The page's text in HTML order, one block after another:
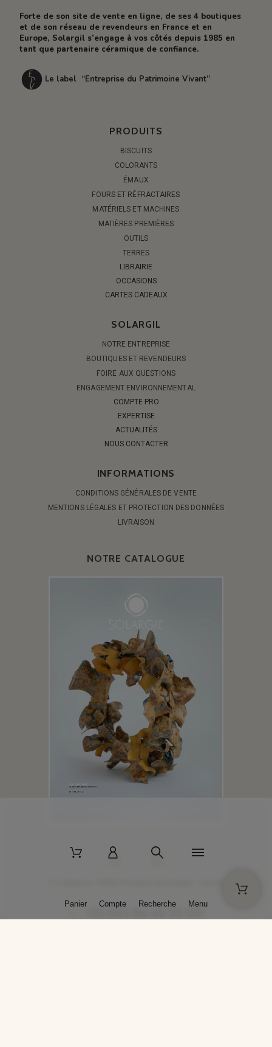
Forte de son site de vente en ligne, de ses 4 boutiques
et de son réseau de revendeurs en France et en
Europe, Solargil s’engage à vos côtés depuis 1985 en
tant que partenaire céramique de confiance.
Le label “Entreprise du Patrimoine Vivant”
PRODUITS
BISCUITS
COLORANTS
ÉMAUX
FOURS ET RÉFRACTAIRES
MATÉRIELS ET MACHINES
MATIÈRES PREMIÈRES
OUTILS
TERRES
LIBRAIRIE
OCCASIONS
CARTES CADEAUX
SOLARGIL
NOTRE ENTREPRISE
BOUTIQUES ET REVENDEURS
FOIRE AUX QUESTIONS
ENGAGEMENT ENVIRONNEMENTAL
COMPTE PRO
EXPERTISE
ACTUALITÉS
NOUS CONTACTER
INFORMATIONS
CONDITIONS GÉNÉRALES DE VENTE
MENTIONS LÉGALES ET PROTECTION DES DONNÉES
LIVRAISON
NOTRE CATALOGUE
+33 (0)3 86 45 50 00
Panier Compte Recherche Menu